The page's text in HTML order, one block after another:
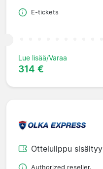
E-tickets
Lue lisää/Varaa
314 €
Ottelulippu sisältyy
Authorized reseller.